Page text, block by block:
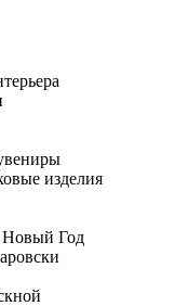
изделия
Новый Год